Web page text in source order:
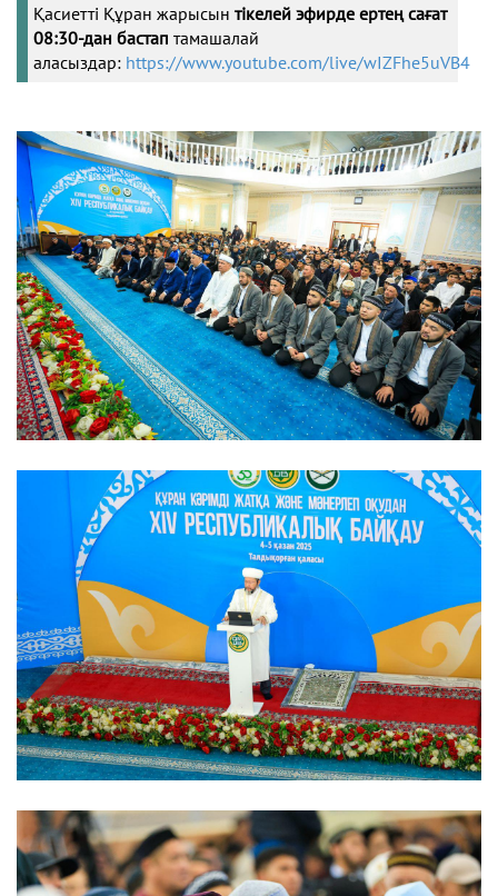
Қасиетті Құран жарысын тікелей эфирде ертең сағат
08:30-дан бастап тамашалай
аласыздар: https://www.youtube.com/live/wIZFhe5uVB4